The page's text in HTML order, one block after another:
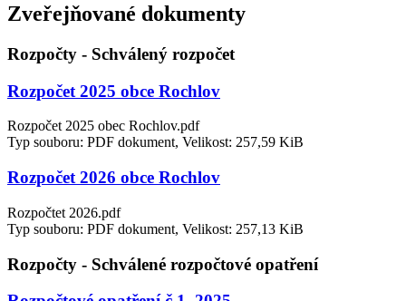
Zveřejňované dokumenty
Rozpočty - Schválený rozpočet
Rozpočet 2025 obce Rochlov
Rozpočet 2025 obec Rochlov.pdf
Typ souboru: PDF dokument, Velikost: 257,59 KiB
Rozpočet 2026 obce Rochlov
Rozpočtet 2026.pdf
Typ souboru: PDF dokument, Velikost: 257,13 KiB
Rozpočty - Schválené rozpočtové opatření